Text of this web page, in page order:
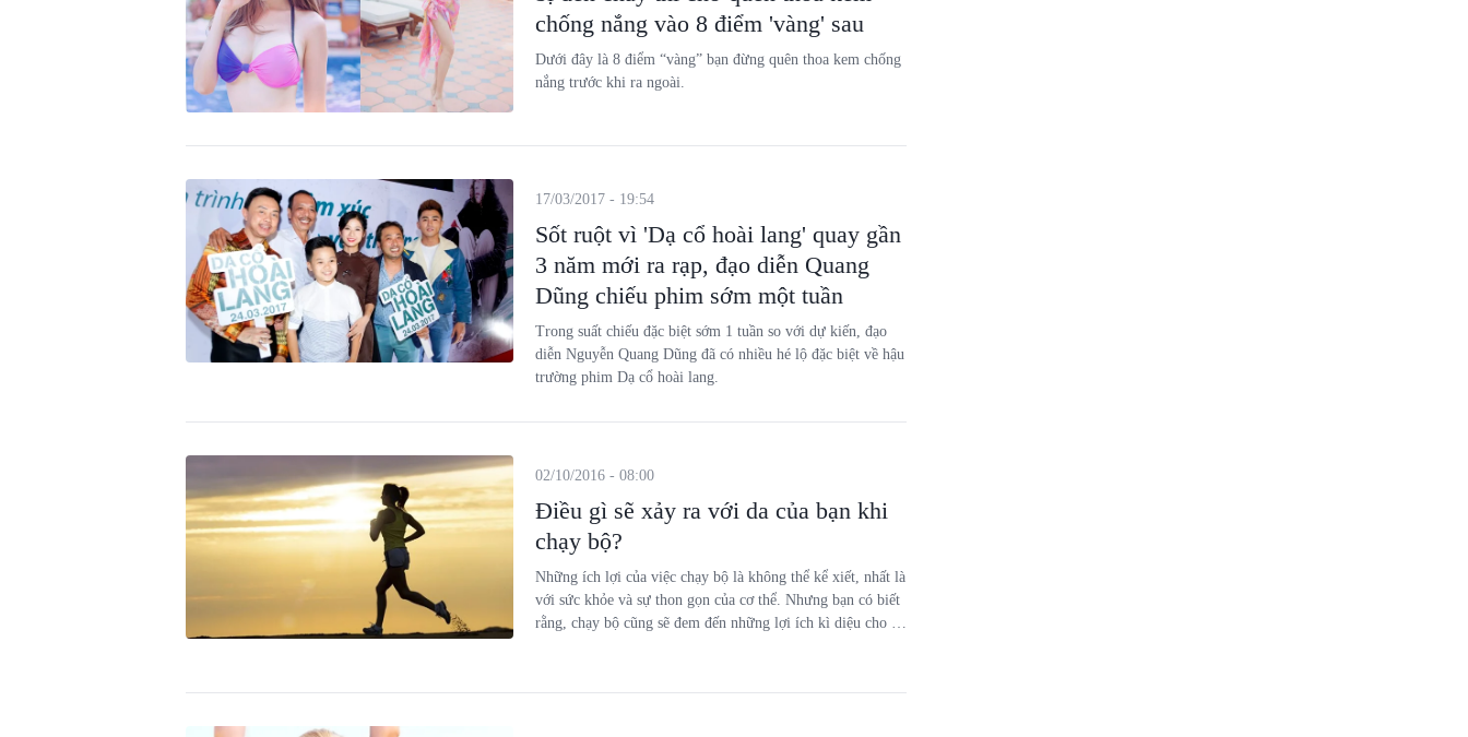
chống nắng vào 8 điểm 'vàng' sau
Dưới đây là 8 điểm “vàng” bạn đừng quên thoa kem chống
nắng trước khi ra ngoài.
Sốt ruột vì 'Dạ cổ hoài lang' quay gần
3 năm mới ra rạp, đạo diễn Quang
Dũng chiếu phim sớm một tuần
17/03/2017 - 19:54
Trong suất chiếu đặc biệt sớm 1 tuần so với dự kiến, đạo
diễn Nguyễn Quang Dũng đã có nhiều hé lộ đặc biệt về hậu
trường phim Dạ cổ hoài lang.
Điều gì sẽ xảy ra với da của bạn khi
chạy bộ?
02/10/2016 - 08:00
Những ích lợi của việc chạy bộ là không thể kể xiết, nhất là
với sức khỏe và sự thon gọn của cơ thể. Nhưng bạn có biết
rằng, chạy bộ cũng sẽ đem đến những lợi ích kì diệu cho da